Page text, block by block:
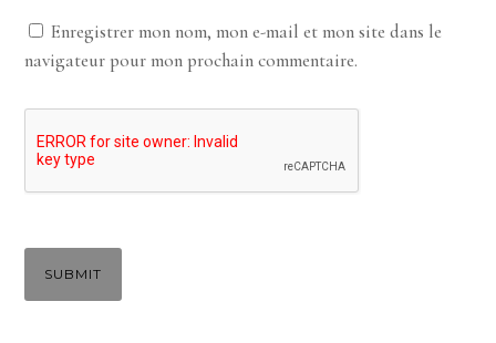
Enregistrer mon nom, mon e-mail et mon site dans le
navigateur pour mon prochain commentaire.